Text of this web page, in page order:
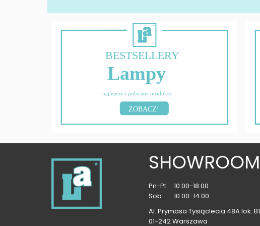
BESTSELLERY
Lampy
najlepsze i polecane produkty
ZOBACZ!
SHOWROOM
Pn-Pt
10:00-18:00
Sob
10:00-14:00
Al. Prymasa Tysiąclecia 48A lok. B1
01-242 Warszawa